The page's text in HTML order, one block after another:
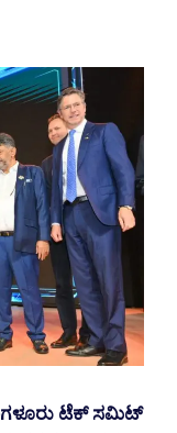
ಟೆಕ್ ಸಮಿಟ್